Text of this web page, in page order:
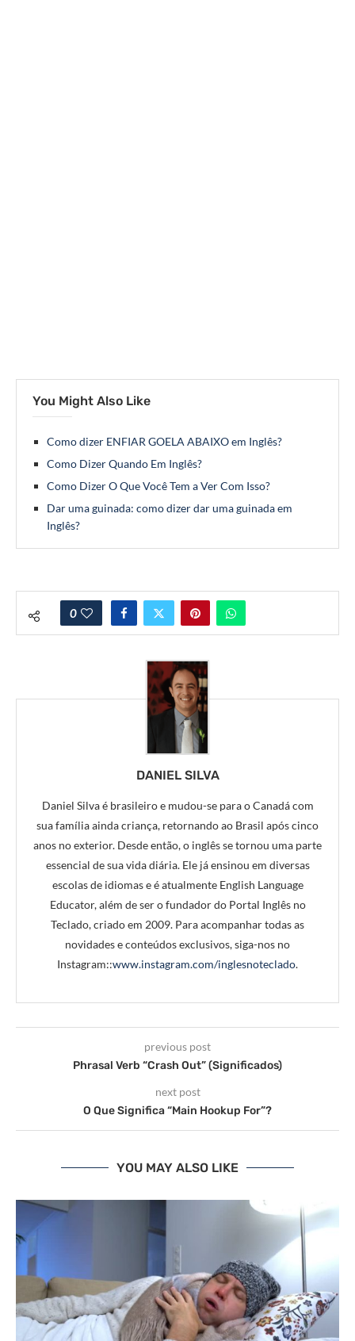
You Might Also Like
Como dizer ENFIAR GOELA ABAIXO em Inglês?
Como Dizer Quando Em Inglês?
Como Dizer O Que Você Tem a Ver Com Isso?
Dar uma guinada: como dizer dar uma guinada em
Inglês?
0
DANIEL SILVA
Daniel Silva é brasileiro e mudou-se para o Canadá com
sua família ainda criança, retornando ao Brasil após cinco
anos no exterior. Desde então, o inglês se tornou uma parte
essencial de sua vida diária. Ele já ensinou em diversas
escolas de idiomas e é atualmente English Language
Educator, além de ser o fundador do Portal Inglês no
Teclado, criado em 2009. Para acompanhar todas as
novidades e conteúdos exclusivos, siga-nos no
Instagram::www.instagram.com/inglesnoteclado.
previous post
Phrasal Verb “Crash Out” (Significados)
next post
O Que Significa “Main Hookup For”?
YOU MAY ALSO LIKE